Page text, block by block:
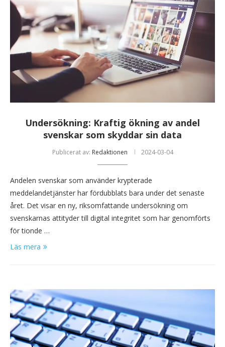
Undersökning: Kraftig ökning av andel
svenskar som skyddar sin data
Publicerat av: Redaktionen 2024-03-04
Andelen svenskar som använder krypterade
meddelandetjänster har fördubblats bara under det senaste
året. Det visar en ny, riksomfattande undersökning om
svenskarnas attityder till digital integritet som har genomförts
för tionde …
Läs mera